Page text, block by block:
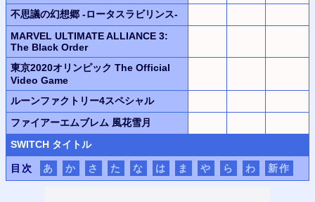
不思議の幻想郷 -ロータスラビリンス-
MARVEL ULTIMATE ALLIANCE 3:
The Black Order
東京2020オリンピック The Official
Video Game
ルーンファクトリー4スペシャル
ファイアーエムブレム 風花雪月
SWITCH タイトル
目次 あ か さ た な は ま や ら わ 新作